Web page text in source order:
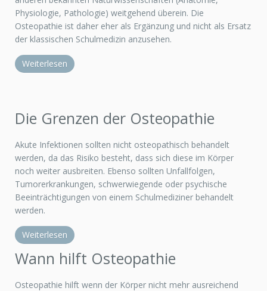
Physiologie, Pathologie) weitgehend überein. Die
Osteopathie ist daher eher als Ergänzung und nicht als Ersatz
der klassischen Schulmedizin anzusehen.
Weiterlesen
Die Grenzen der Osteopathie
Akute Infektionen sollten nicht osteopathisch behandelt
werden, da das Risiko besteht, dass sich diese im Körper
noch weiter ausbreiten. Ebenso sollten Unfallfolgen,
Tumorerkrankungen, schwerwiegende oder psychische
Beeinträchtigungen von einem Schulmediziner behandelt
werden.
Weiterlesen
Wann hilft Osteopathie
Osteopathie hilft wenn der Körper nicht mehr ausreichend